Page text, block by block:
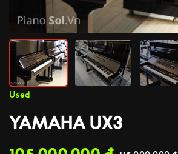
Used
YAMAHA UX3